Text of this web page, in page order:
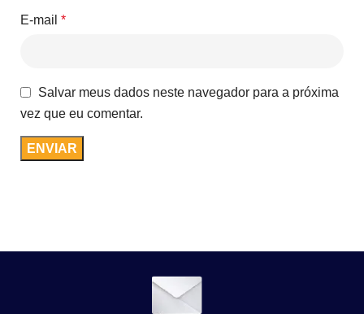
E-mail *
Salvar meus dados neste navegador para a próxima
vez que eu comentar.